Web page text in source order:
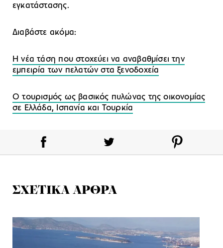
εγκατάστασης.
Διαβάστε ακόμα:
Η νέα τάση που στοχεύει να αναβαθμίσει την
εμπειρία των πελατών στα ξενοδοχεία
Ο τουρισμός ως βασικός πυλώνας της οικονομίας
σε Ελλάδα, Ισπανία και Τουρκία
ΣΧΕΤΙΚΑ ΑΡΘΡΑ